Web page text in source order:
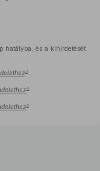
hatályba, és a kihirdetését
3
4
5